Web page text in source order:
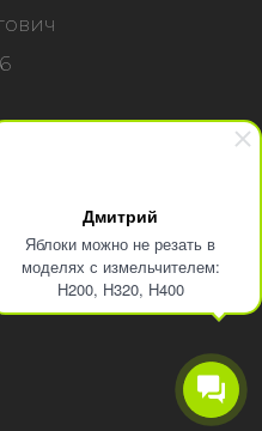
Дмитрий
Яблоки можно не резать в
моделях с измельчителем:
H200, H320, H400
и акциях